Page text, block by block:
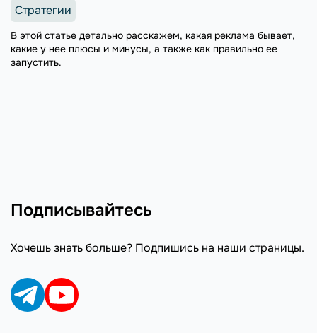
Стратегии
В этой статье детально расскажем, какая реклама бывает,
какие у нее плюсы и минусы, а также как правильно ее
запустить.
Подписывайтесь
Хочешь знать больше? Подпишись на наши страницы.